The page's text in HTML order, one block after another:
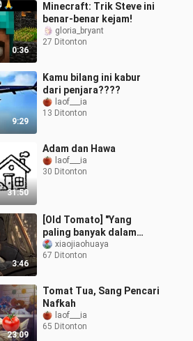
0:36
Minecraft: Trik Steve ini
benar-benar kejam!
gloria_bryant
27 Ditonton
9:29
Kamu bilang ini kabur
dari penjara????
laof___ia
13 Ditonton
31:50
Adam dan Hawa
laof___ia
30 Ditonton
3:46
[Old Tomato] "Yang
paling banyak dalam
sejarah yang pernah kita
lihat bersama pada
xiaojiaohuaya
67 Ditonton
23:09
Tomat Tua, Sang Pencari
Nafkah
laof___ia
65 Ditonton